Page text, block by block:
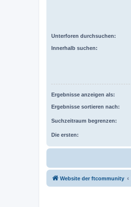
Unterforen durchsuchen:
Innerhalb suchen:
Ergebnisse anzeigen als:
Ergebnisse sortieren nach:
Suchzeitraum begrenzen:
Die ersten:
Website der ftcommunity